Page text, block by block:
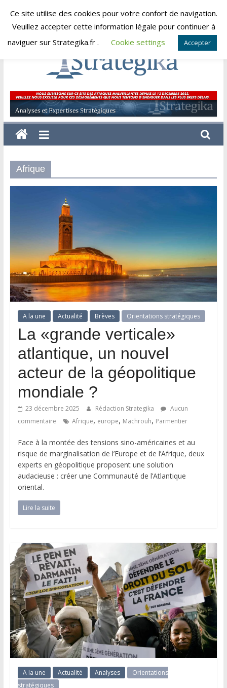
Skip
vendredi, août 7, 2026
Strategika
Expertise
et
Analyses
Afrique
A la une Actualité Brèves Orientations stratégiques
La «grande verticale»
atlantique, un nouvel
acteur de la géopolitique
mondiale ?
23 décembre 2025 Rédaction Strategika
Aucun
commentaire
Afrique, europe, Machrouh, Parmentier
Face à la montée des tensions sino-américaines et au
risque de marginalisation de l’Europe et de l’Afrique, deux
experts en géopolitique proposent une solution
audacieuse : créer une Communauté de l’Atlantique
oriental.
Lire la suite
A la une Actualité Analyses
Orientations
stratégiques
Ce site utilise des cookies pour votre confort de navigation.
Veuillez accepter cette information légale pour continuer à
naviguer sur Strategika.fr .
Cookie settings Accepter